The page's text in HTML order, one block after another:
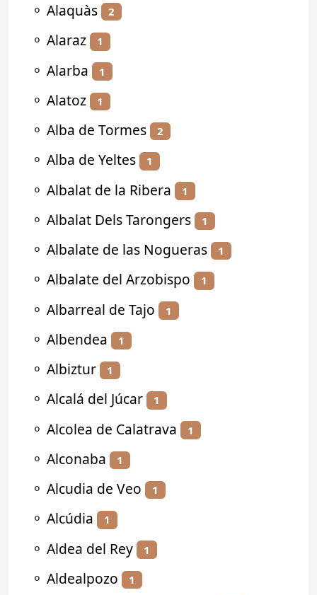
⚬ Alaquàs 2
⚬ Alaraz 1
⚬ Alarba 1
⚬ Alatoz 1
⚬ Alba de Tormes 2
⚬ Alba de Yeltes 1
⚬ Albalat de la Ribera 1
⚬ Albalat Dels Tarongers 1
⚬ Albalate de las Nogueras 1
⚬ Albalate del Arzobispo 1
⚬ Albarreal de Tajo 1
⚬ Albendea 1
⚬ Albiztur 1
⚬ Alcalá del Júcar 1
⚬ Alcolea de Calatrava 1
⚬ Alconaba 1
⚬ Alcudia de Veo 1
⚬ Alcúdia 1
⚬ Aldea del Rey 1
⚬ Aldealpozo 1